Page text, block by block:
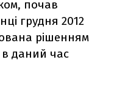
почав
грудня 2012
рішенням
в даний час